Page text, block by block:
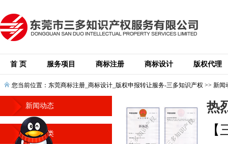
首 页 服务项目 商标注册 商标设计 版权代理
您当前位置： 东莞商标注册_商标设计_版权申报转让服务-三多知识产权 >> 新闻
新闻动态
商标分类
热